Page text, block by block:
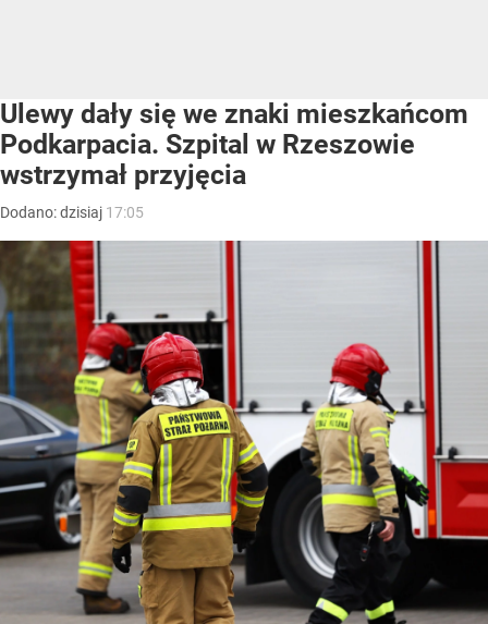
Ulewy dały się we znaki mieszkańcom
Podkarpacia. Szpital w Rzeszowie
wstrzymał przyjęcia
Dodano:dzisiaj 17:05